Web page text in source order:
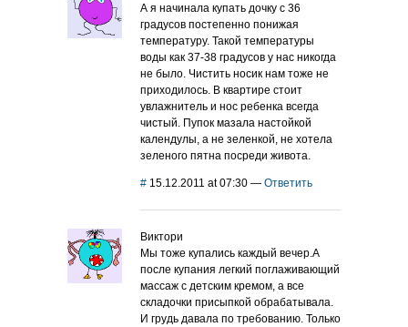
А я начинала купать дочку с 36
градусов постепенно понижая
температуру. Такой температуры
воды как 37-38 градусов у нас никогда
не было. Чистить носик нам тоже не
приходилось. В квартире стоит
увлажнитель и нос ребенка всегда
чистый. Пупок мазала настойкой
календулы, а не зеленкой, не хотела
зеленого пятна посреди живота.
# 15.12.2011 at 07:30 — Ответить
Виктори
Мы тоже купались каждый вечер.А
после купания легкий поглаживающий
массаж с детским кремом, а все
складочки присыпкой обрабатывала.
И грудь давала по требованию. Только